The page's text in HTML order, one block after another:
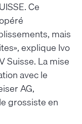
Ce
mais
explique Ivo
Suisse. La mise
avec le
AG,
grossiste en